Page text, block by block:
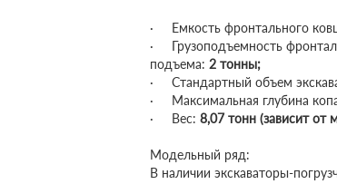
· Емкость фронтального
· Грузоподъемность
подъема: 2 тонны;
· Стандартный объем
· Максимальная глубина
· Вес: 8,07 тонн (зависит от
Модельный ряд:
В наличии экскаваторы-